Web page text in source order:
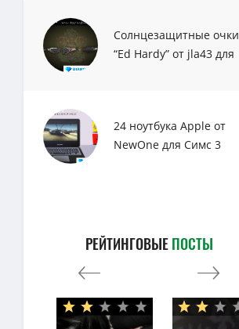
Солнцезащитные очки
“Ed Hardy” от jla43 для
24 ноутбука Apple от
NewOne для Симс 3
РЕЙТИНГОВЫЕПОСТЫ